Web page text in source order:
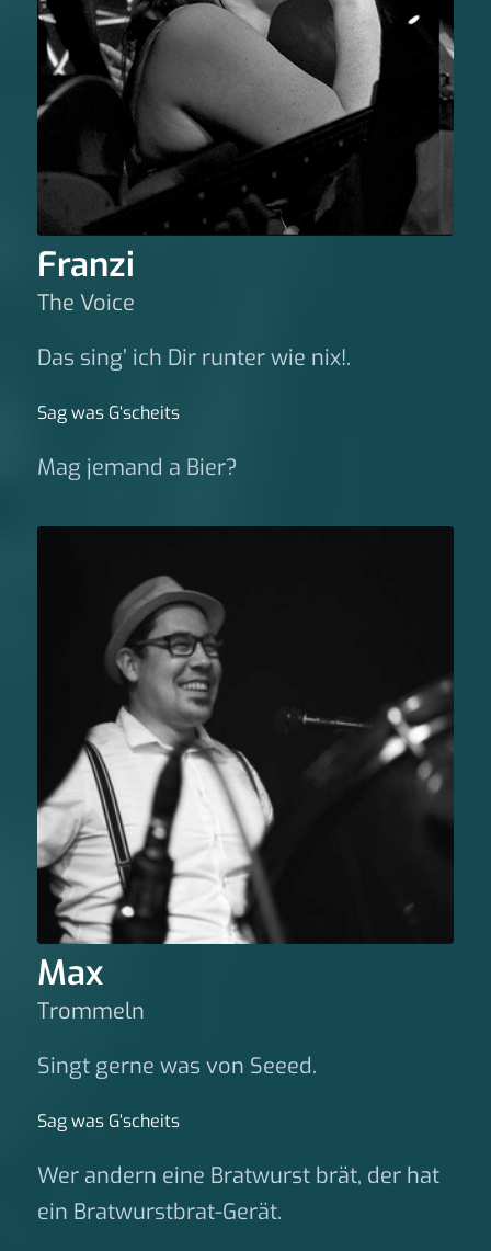
Franzi
The Voice
Das sing’ ich Dir runter wie nix!.
Sag was G‘scheits
Mag jemand a Bier?
Max
Trommeln
Singt gerne was von Seeed.
Sag was G‘scheits
Wer andern eine Bratwurst brät, der hat
ein Bratwurstbrat-Gerät.